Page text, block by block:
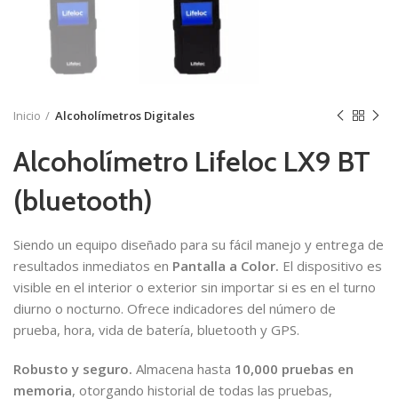
Inicio Alcoholímetros Digitales
Alcoholímetro Lifeloc LX9 BT
(bluetooth)
Siendo un equipo diseñado para su fácil manejo y entrega de
resultados inmediatos en Pantalla a Color. El dispositivo es
visible en el interior o exterior sin importar si es en el turno
diurno o nocturno. Ofrece indicadores del número de
prueba, hora, vida de batería, bluetooth y GPS.
Robusto y seguro. Almacena hasta 10,000 pruebas en
memoria, otorgando historial de todas las pruebas,